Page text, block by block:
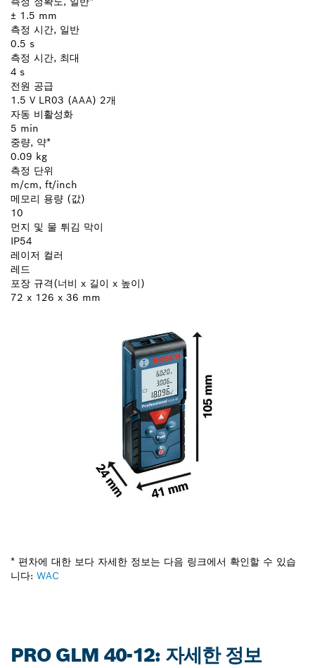
± 1.5 mm
측정 시간, 일반
0.5 s
측정 시간, 최대
4 s
전원 공급
1.5 V LR03 (AAA) 2개
자동 비활성화
5 min
중량, 약*
0.09 kg
측정 단위
m/cm, ft/inch
메모리 용량 (값)
10
먼지 및 물 튀김 막이
IP54
레이저 컬러
레드
포장 규격(너비 x 길이 x 높이)
72 x 126 x 36 mm
* 편차에 대한 보다 자세한 정보는 다음 링크에서 확인할 수 있습
니다: WAC
PRO GLM 40-12: 자세한 정보